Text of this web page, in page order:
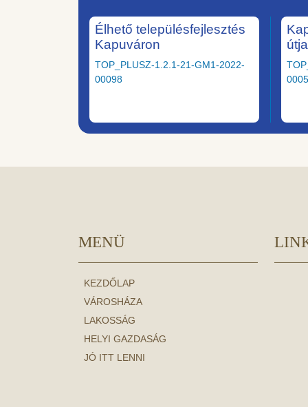
Élhető településfejlesztés
Kapuváron
TOP_PLUSZ-1.2.1-21-GM1-2022-
00098
MENÜ
KEZDŐLAP
VÁROSHÁZA
LAKOSSÁG
HELYI GAZDASÁG
JÓ ITT LENNI